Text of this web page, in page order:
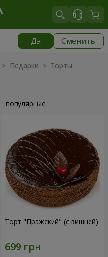
Да Сменить
> Подарки > Торты
популярные
Торт "Пражский" (с вишней)